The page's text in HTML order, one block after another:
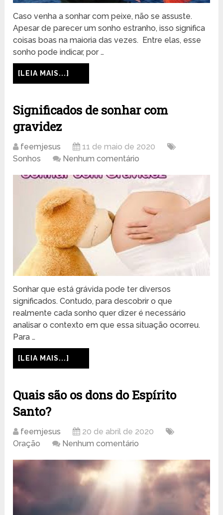
Caso venha a sonhar com peixe, não se assuste.
Apesar de parecer um sonho estranho, isso significa
coisas boas na maioria das vezes. Entre elas, esse
sonho pode indicar, por …
[LEIA MAIS...]
Significados de sonhar com
gravidez
feemjesus
11 de maio de 2020
Sonhos
Nenhum comentário
Sonhar que está grávida pode ter diversos
significados. Contudo, para descobrir o que
realmente cada sonho quer dizer é necessário
analisar o contexto em que essa situação ocorreu.
Para …
[LEIA MAIS...]
Quais são os dons do Espírito
Santo?
feemjesus
20 de abril de 2020
Oração
Nenhum comentário